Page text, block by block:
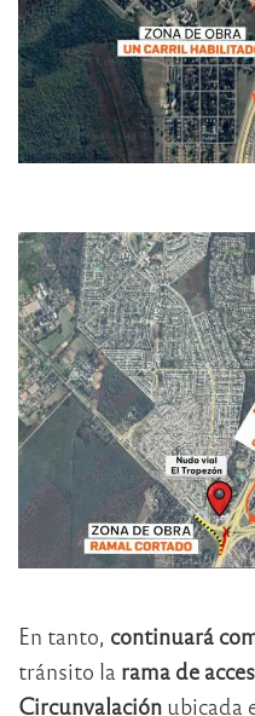
En tanto, continuará
tránsito la rama de
Circunvalación ubicada